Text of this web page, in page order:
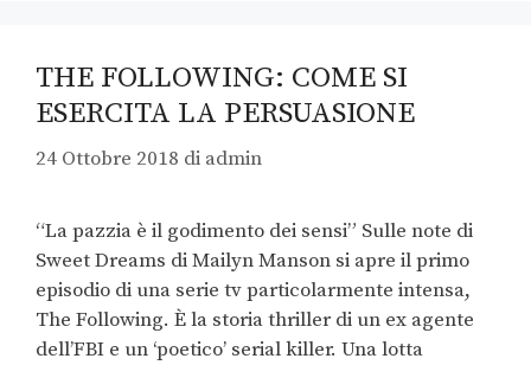
THE FOLLOWING: COME SI
ESERCITA LA PERSUASIONE
24 Ottobre 2018 di admin
“La pazzia è il godimento dei sensi” Sulle note di
Sweet Dreams di Mailyn Manson si apre il primo
episodio di una serie tv particolarmente intensa,
The Following. È la storia thriller di un ex agente
dell’FBI e un ‘poetico’ serial killer. Una lotta